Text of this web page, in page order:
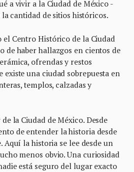
a vivir a la Ciudad de México -
cantidad de sitios históricos.
Centro Histórico de la Ciudad
de haber hallazgos en cientos de
ofrendas y restos
una ciudad sobrepuesta en
templos, calzadas y
la Ciudad de México. Desde
de entender la historia desde
la historia se lee desde un
menos obvio. Una curiosidad
está seguro del lugar exacto